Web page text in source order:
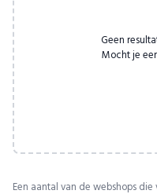
Geen
Mocht je
Een aantal van de webshops